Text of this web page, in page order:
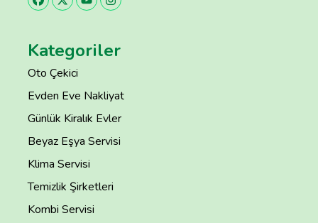
Kategoriler
Oto Çekici
Evden Eve Nakliyat
Günlük Kiralık Evler
Beyaz Eşya Servisi
Klima Servisi
Temizlik Şirketleri
Kombi Servisi